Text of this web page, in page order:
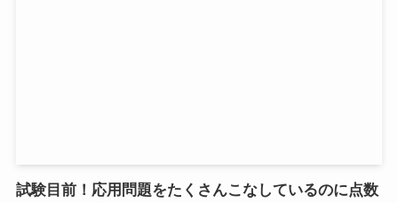
試験目前！応用問題をたくさんこなしているのに点数